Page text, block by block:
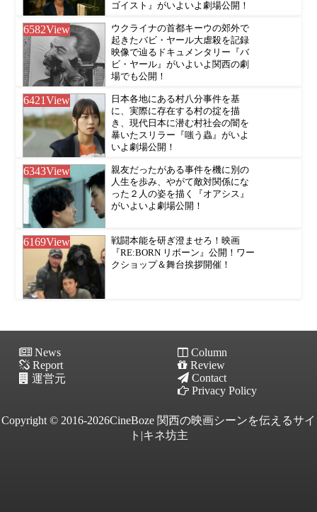
ゴイスト』がいよいよ劇場公開！
6582View
ウクライナの首都キーウの郊外で
起きたバビ・ヤール大虐殺を記録
映像で辿るドキュメンタリー『バ
ビ・ヤール』がいよいよ関西の劇
場でも公開！
6421View
日本各地にある村八分事件を基
に、実際に存在する村の掟を描
き、現代日本に潜む村社会の闇を
暴いたスリラー『嗤う蟲』がいよ
いよ劇場公開！
6343View
親友だったがある事件を機に別の
人生を歩み、やがて敵対関係にな
った２人の姿を描く『オアシス』
がいよいよ劇場公開！
6169View
戦闘本能を研ぎ澄ませろ！映画
『RE:BORN リボーン』公開！ワー
クショップ＆舞台挨拶開催！
News
Column
Report
Review
運営元
Contact
Privacy Policy
Copyright © 2016-2026CineBoze 関西の映画シーンを伝えるサイ
ト|キネ坊主